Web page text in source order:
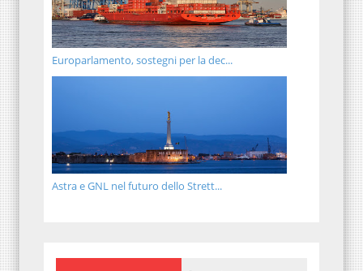
Europarlamento, sostegni per la dec...
Astra e GNL nel futuro dello Strett...